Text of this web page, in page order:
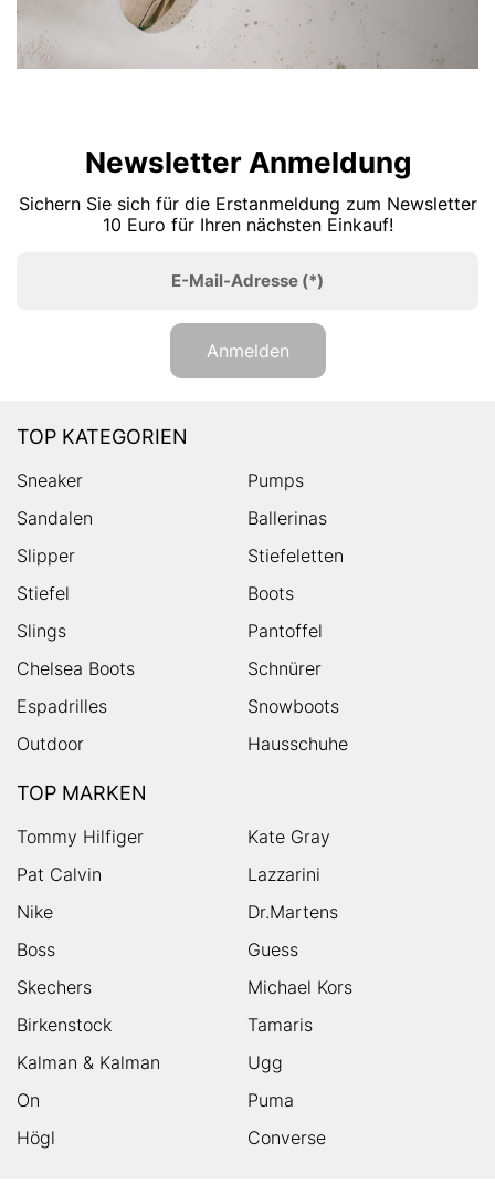
Newsletter Anmeldung
Sichern Sie sich für die Erstanmeldung zum Newsletter
10 Euro für Ihren nächsten Einkauf!
E-Mail-Adresse (*)
Anmelden
TOP KATEGORIEN
Sneaker
Pumps
Sandalen
Ballerinas
Slipper
Stiefeletten
Stiefel
Boots
Slings
Pantoffel
Chelsea Boots
Schnürer
Espadrilles
Snowboots
Outdoor
Hausschuhe
TOP MARKEN
Tommy Hilfiger
Kate Gray
Pat Calvin
Lazzarini
Nike
Dr.Martens
Boss
Guess
Skechers
Michael Kors
Birkenstock
Tamaris
Kalman & Kalman
Ugg
On
Puma
Högl
Converse